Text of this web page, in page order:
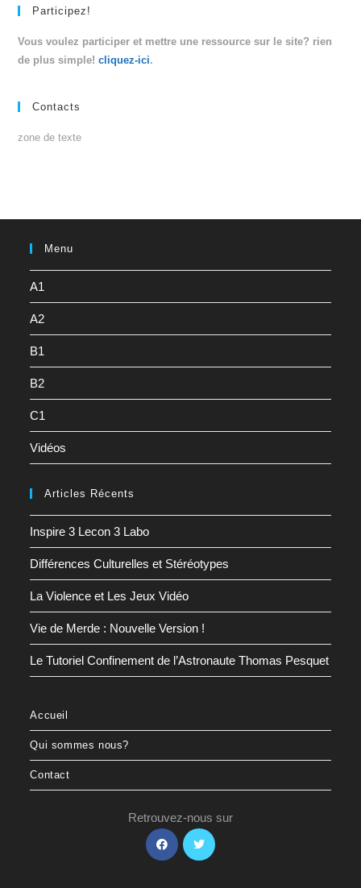
Participez!
Vous voulez participer et mettre une ressource sur le site? rien
de plus simple!cliquez-ici.
Contacts
zone de texte
Menu
A1
A2
B1
B2
C1
Vidéos
Articles Récents
Inspire 3 Lecon 3 Labo
Différences Culturelles et Stéréotypes
La Violence et Les Jeux Vidéo
Vie de Merde : Nouvelle Version !
Le Tutoriel Confinement de l’Astronaute Thomas Pesquet
Accueil
Qui sommes nous?
Contact
Retrouvez-nous sur
S’ouvre
dans
S’ouvre